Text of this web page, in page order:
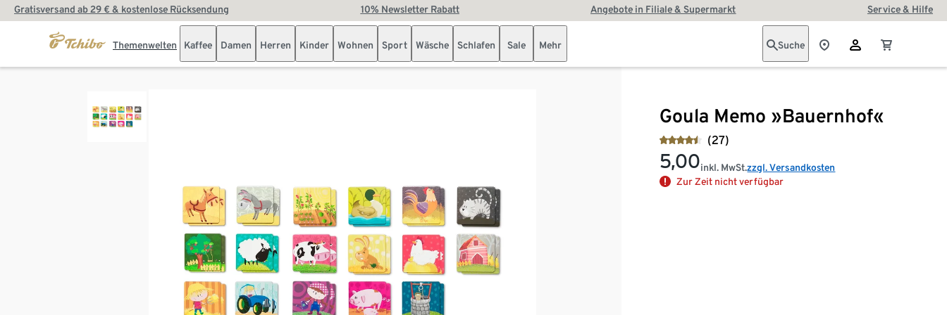
Gratisversand ab 29 € & kostenlose Rücksendung 10% Newsletter Rabatt Angebote in Filiale & Supermarkt Service & Hilfe
Themenwelten Kaffee Damen Herren Kinder Wohnen Sport Wäsche Schlafen Sale Mehr Suche
Goula Memo »Bauernhof«
(27)
5,00inkl. MwSt.zzgl. Versandkosten
Zur Zeit nicht verfügbar